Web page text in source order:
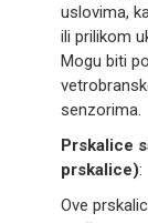
uslovima,
ili prilikom
Mogu biti
senzorima.
Prskalice
prskalice):
Ove